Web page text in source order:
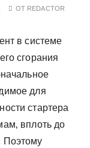
ОТ REDACTOR
в системе
сгорания
для
стартера
вплоть до
Поэтому